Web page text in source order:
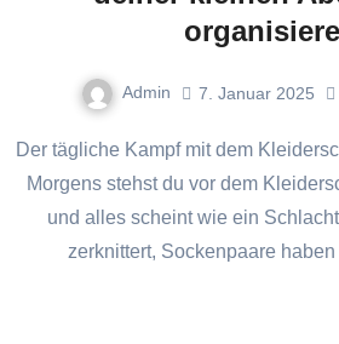
Admin 7. Januar 2025
Der tägliche Kampf mit dem Kleiderschrank Kennst du das?
Morgens stehst du vor dem
und alles scheint wie ein
zerknittert, Sockenpaare